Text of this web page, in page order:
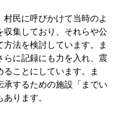
民に呼びかけて当時のよ
収集しており、それらや公
法を検討しています。ま
らに記録にも力を入れ、震
ことにしています。ま
承するための施設「までい
ります。